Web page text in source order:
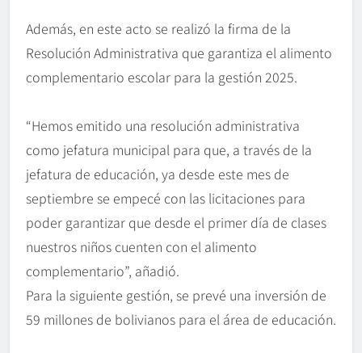
Además, en este acto se realizó la firma de la
Resolución Administrativa que garantiza el alimento
complementario escolar para la gestión 2025.
“Hemos emitido una resolución administrativa
como jefatura municipal para que, a través de la
jefatura de educación, ya desde este mes de
septiembre se empecé con las licitaciones para
poder garantizar que desde el primer día de clases
nuestros niños cuenten con el alimento
complementario”, añadió.
Para la siguiente gestión, se prevé una inversión de
59 millones de bolivianos para el área de educación.